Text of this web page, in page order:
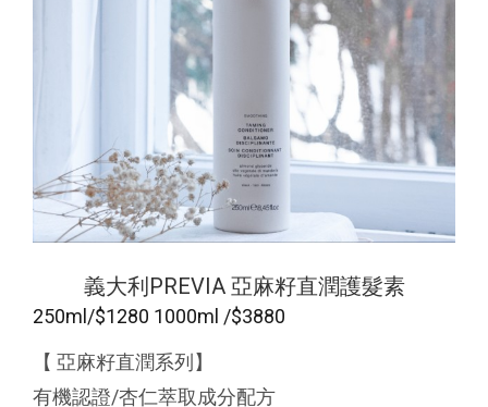
義大利PREVIA 亞麻籽直潤護髮素
250ml/$1280 1000ml /$3880
【 亞麻籽直潤系列】
有機認證/杏仁萃取成分配方